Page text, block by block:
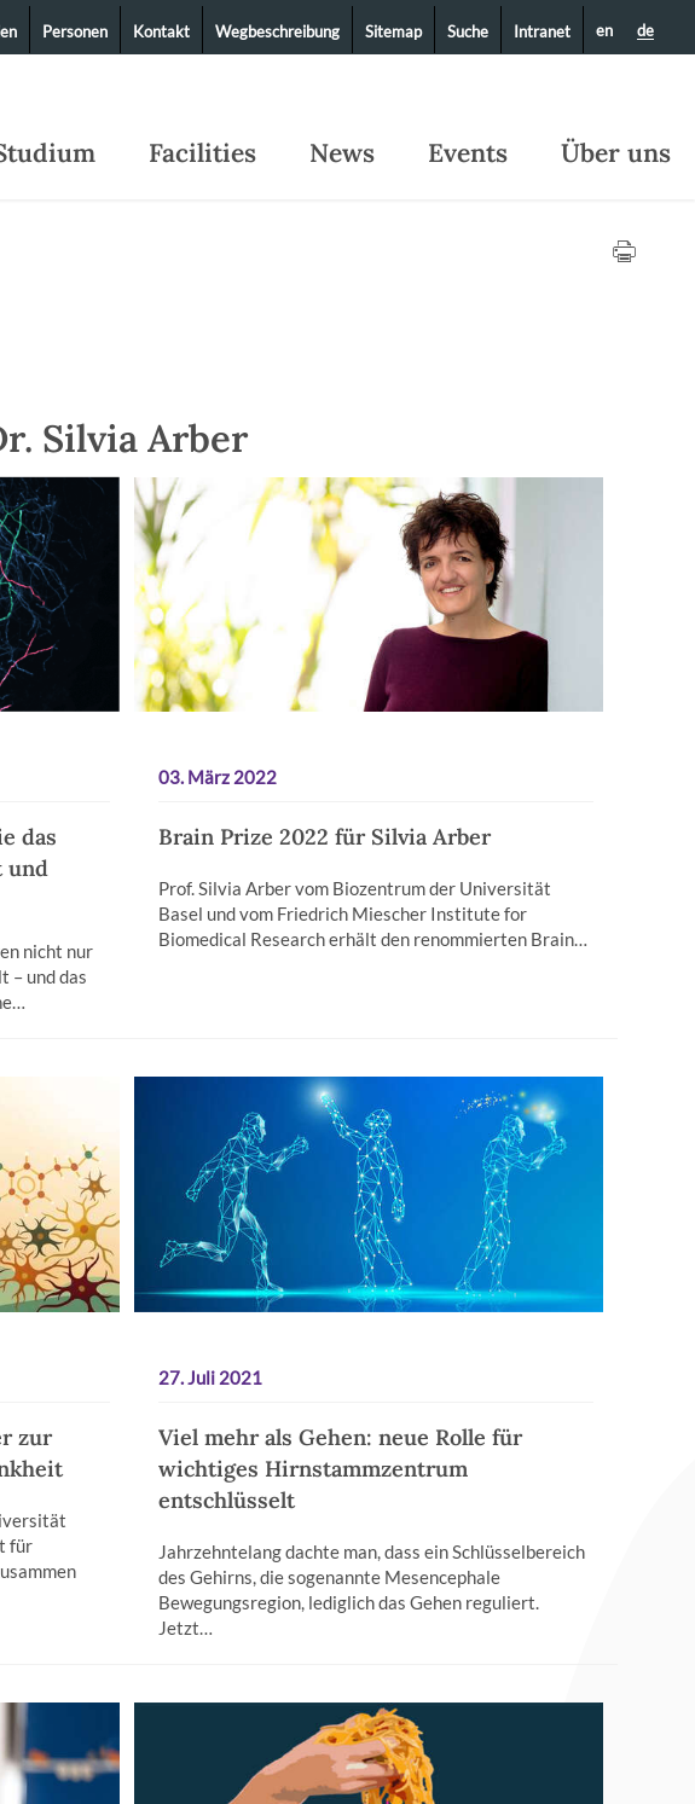
Facilities News Events Über uns
en de
Personen Kontakt Wegbeschreibung Sitemap Suche Intranet
Silvia Arber
das
und
nicht nur
– und das
03. März 2022
Brain Prize 2022 für Silvia Arber
Prof. Silvia Arber vom Biozentrum der Universität
Basel und vom Friedrich Miescher Institute for
Biomedical Research erhält den renommierten Brain…
zur
für
27. Juli 2021
Viel mehr als Gehen: neue Rolle für
wichtiges Hirnstammzentrum
entschlüsselt
Jahrzehntelang dachte man, dass ein Schlüsselbereich
des Gehirns, die sogenannte Mesencephale
Bewegungsregion, lediglich das Gehen reguliert.
Jetzt…